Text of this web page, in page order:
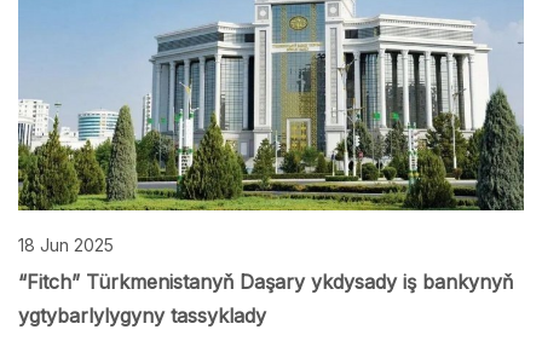
18 Jun 2025
“Fitch” Türkmenistanyň Daşary ykdysady iş bankynyň
ygtybarlylygyny tassyklady